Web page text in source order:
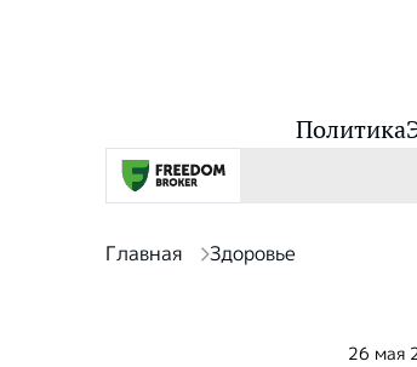
Политика
Главная Здоровье
26 мая